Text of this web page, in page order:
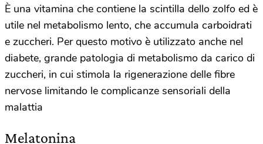
È una vitamina che contiene la scintilla dello zolfo ed è
utile nel metabolismo lento, che accumula carboidrati
e zuccheri. Per questo motivo è utilizzato anche nel
diabete, grande patologia di metabolismo da carico di
zuccheri, in cui stimola la rigenerazione delle fibre
nervose limitando le complicanze sensoriali della
malattia
Melatonina